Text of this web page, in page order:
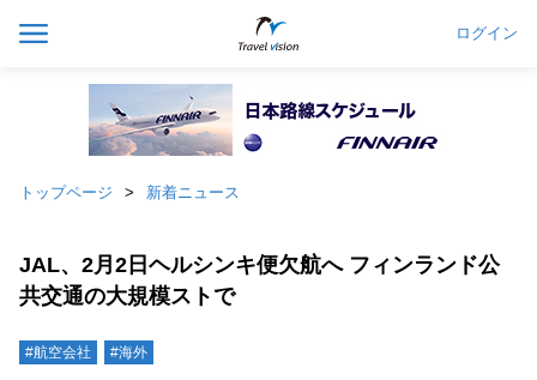
ログイン
トップページ 新着ニュース
JAL、2月2日ヘルシンキ便欠航へ フィンランド公
共交通の大規模ストで
#航空会社 #海外